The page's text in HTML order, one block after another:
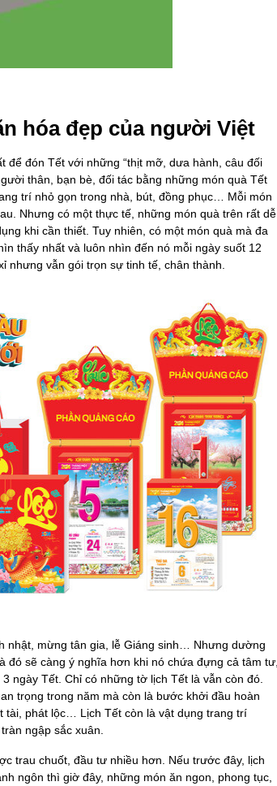
hóa đẹp của người Việt
để đón Tết với những “thịt mỡ, dưa hành, câu đối
thân, bạn bè, đối tác bằng những món quà Tết
trí nhỏ gọn trong nhà, bút, đồng phục… Mỗi món
Nhưng có một thực tế, những món quà trên rất dễ
khi cần thiết. Tuy nhiên, có một món quà mà đa
thấy nhất và luôn nhìn đến nó mỗi ngày suốt 12
nhưng vẫn gói trọn sự tinh tế, chân thành.
nhật, mừng tân gia, lễ Giáng sinh… Nhưng dường
sẽ càng ý nghĩa hơn khi nó chứa đựng cả tâm tư,
ngày Tết. Chỉ có những tờ lịch Tết là vẫn còn đó.
trọng trong năm mà còn là bước khởi đầu hoàn
tài, phát lộc… Lịch Tết còn là vật dụng trang trí
ngập sắc xuân.
trau chuốt, đầu tư nhiều hơn. Nếu trước đây, lịch
ngôn thì giờ đây, những món ăn ngon, phong tục,